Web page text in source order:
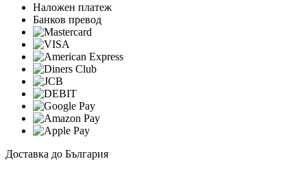
Наложен платеж
Банков превод
Доставка до България